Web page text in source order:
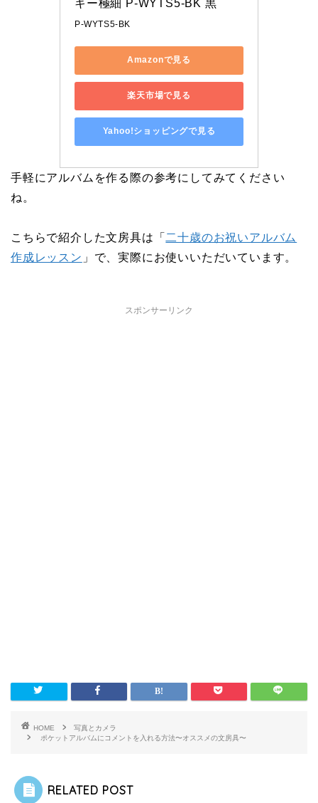
キー極細 P-WYTS5-BK 黒
P-WYTS5-BK
Amazonで見る
楽天市場で見る
Yahoo!ショッピングで見る
手軽にアルバムを作る際の参考にしてみてください
ね。
こちらで紹介した文房具は「 二十歳のお祝いアルバム
作成レッスン 」で、実際にお使いいただいています。
スポンサーリンク
HOME
写真とカメラ
ポケットアルバムにコメントを入れる方法〜オススメの文房具〜
RELATED POST